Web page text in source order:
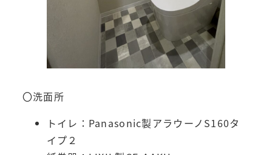
〇洗面所
トイレ：Panasonic製アラウーノS160タ
イプ２